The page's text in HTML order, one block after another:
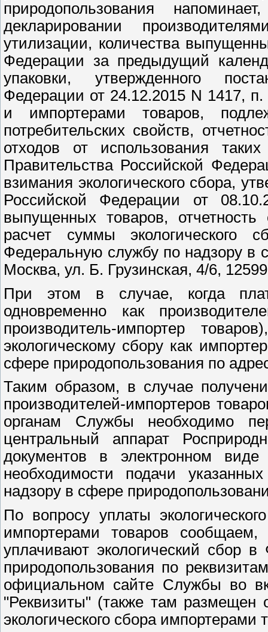
природопользования
декларировании
утилизации, количества
Федерации за предыдущий
упаковки, утвержденного
Федерации от 24.12.2015 N 1417,
и импортерами товаров,
потребительских свойств,
отходов от использования
Правительства Российской
взимания экологического сбора,
Российской Федерации от
выпущенных товаров,
расчет суммы экологического
Федеральную службу по надзору в
Москва, ул. Б. Грузинская, 4/6,
При этом в случае, когда
одновременно как
производитель-импортер
экологическому сбору как
сфере природопользования по
Таким образом, в случае
производителей-импортеров
органам Службы необходимо
центральный аппарат
документов в электронном
необходимости подачи
надзору в сфере
По вопросу уплаты
импортерами товаров сообщаем,
уплачивают экологический сбор
природопользования по
официальном сайте Службы во
"Реквизиты" (также там размещен
экологического сбора импортерами